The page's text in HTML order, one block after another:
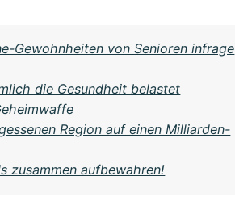
Gewohnheiten von Senioren infrage
die Gesundheit belastet
Region auf einen Milliarden-
zusammen aufbewahren!